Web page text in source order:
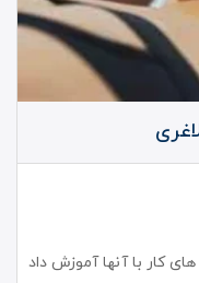
کار با آنها آموزش داد